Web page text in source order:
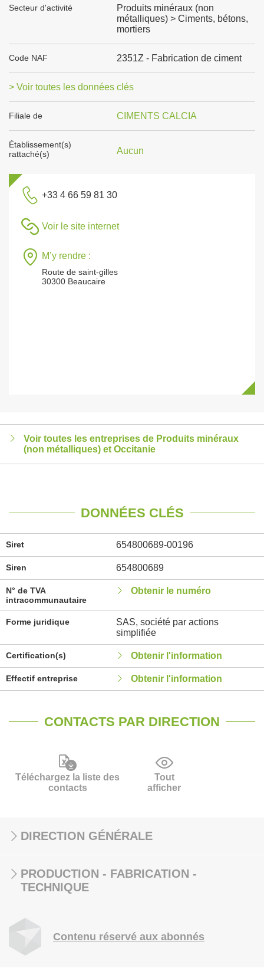
Secteur d'activité
Produits minéraux (non
métalliques) > Ciments, bétons,
mortiers
Code NAF 2351Z - Fabrication de ciment
> Voir toutes les données clés
Filiale de CIMENTS CALCIA
Établissement(s)
rattaché(s)
Aucun
+33 4 66 59 81 30
Voir le site internet
M’y rendre :
Route de saint-gilles
30300 Beaucaire
Voir toutes les entreprises de Produits minéraux
(non métalliques) et Occitanie
DONNÉES CLÉS
Siret 654800689-00196
Siren 654800689
N° de TVA
intracommunautaire
Obtenir le numéro
Forme juridique
SAS, société par actions
simplifiée
Certification(s) Obtenir l'information
Effectif entreprise Obtenir l'information
CONTACTS PAR DIRECTION
Téléchargez la liste des
contacts
Tout
afficher
DIRECTION GÉNÉRALE
PRODUCTION - FABRICATION -
TECHNIQUE
Contenu réservé aux abonnés